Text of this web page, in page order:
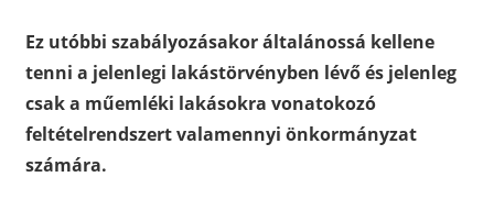
Ez utóbbi szabályozásakor általánossá kellene
tenni a jelenlegi lakástörvényben lévő és jelenleg
csak a műemléki lakásokra vonatokozó
feltételrendszert valamennyi önkormányzat
számára.